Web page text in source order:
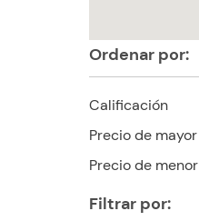
Ordenar por:
Calificación
Precio de
Precio de
Filtrar por: